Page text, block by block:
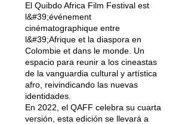
El Quibdo Africa Film Festival est
l&#39;événement
cinématographique entre
l&#39;Afrique et la diaspora en
Colombie et dans le monde. Un
espacio para reunir a los cineastas
de la vanguardia cultural y artística
afro, reivindicando las nuevas
identidades.
En 2022, el QAFF celebra su cuarta
versión, esta edición se llevará a